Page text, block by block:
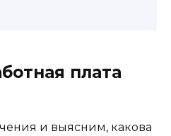
плата
и выясним, какова